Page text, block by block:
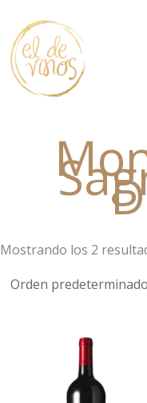
contenido
Mostrando los 2